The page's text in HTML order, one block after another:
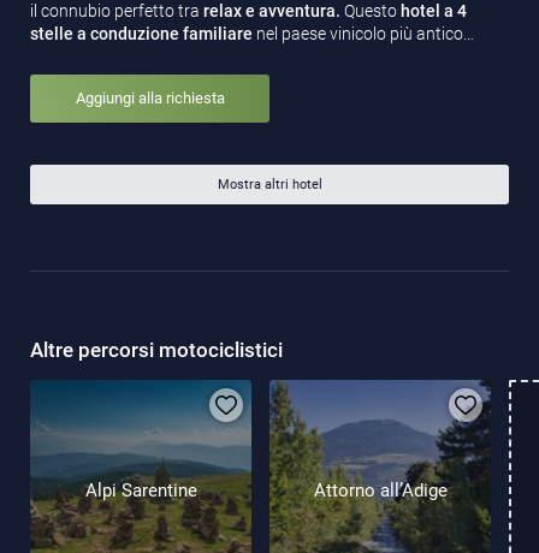
il connubio perfetto tra relax e avventura. Questo hotel a 4
stelle a conduzione familiare nel paese vinicolo più antico…
Aggiungi alla richiesta
Mostra altri hotel
Altre percorsi motociclistici
Alpi Sarentine Attorno all’Adige